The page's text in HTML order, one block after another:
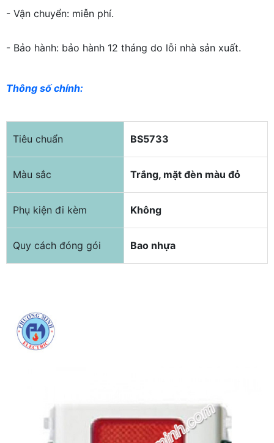
- Vận chuyển: miễn phí.
- Bảo hành: bảo hành 12 tháng do lỗi nhà sản xuất.
Thông số chính:
Tiêu chuẩn BS5733
Màu sắc Trắng, mặt đèn màu đỏ
Phụ kiện đi kèm Không
Quy cách đóng gói Bao nhựa